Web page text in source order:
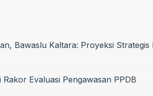
Bawaslu Kaltara: Proyeksi
Evaluasi Pengawasan PPDB